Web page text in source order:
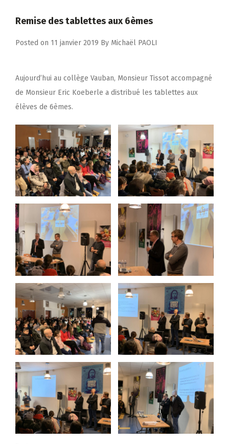
Remise des tablettes aux 6èmes
Posted on 11 janvier 2019 By Michaël PAOLI
Aujourd’hui au collège Vauban, Monsieur Tissot accompagné
de Monsieur Eric Koeberle a distribué les tablettes aux
élèves de 6èmes.